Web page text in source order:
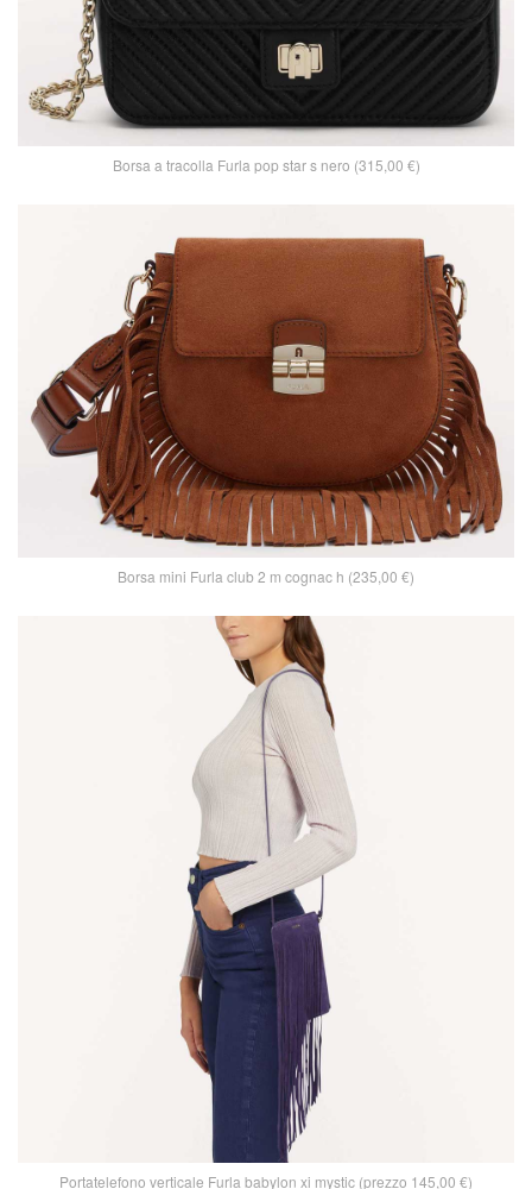
Borsa a tracolla Furla pop star s nero (315,00 €)
Borsa mini Furla club 2 m cognac h (235,00 €)
Portatelefono verticale Furla babylon xi mystic (prezzo 145,00 €)